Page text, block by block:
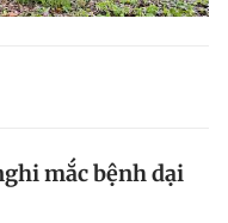
mắc bệnh dại